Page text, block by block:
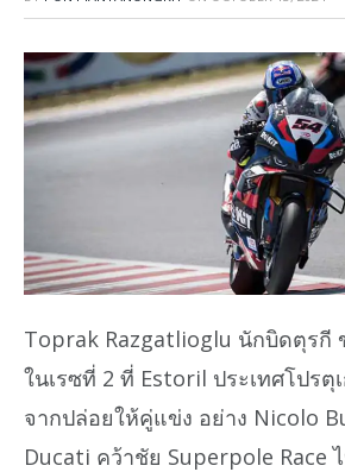
Toprak Razgatlioglu นักบิดตุรกี
ในเรซที่ 2 ที่ Estoril ประเทศโปรตุ
จากปล่อยให้คู่แข่ง อย่าง Nicolo
Ducati คว้าชัย Superpole Race